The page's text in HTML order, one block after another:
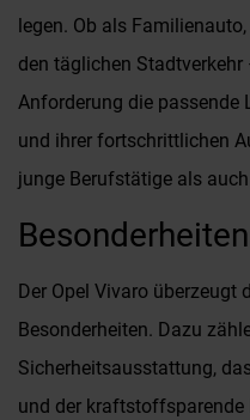
legen. Ob als
den täglichen
Anforderung die passende
und ihrer fortschrittlichen
junge Berufstätige als
Der Opel Vivaro überzeugt
Besonderheiten. Dazu
Sicherheitsausstattung,
und der kraftstoffsparende